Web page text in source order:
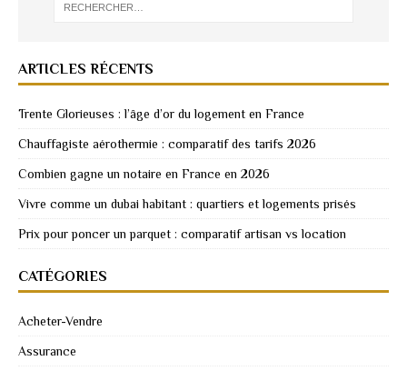
ARTICLES RÉCENTS
Trente Glorieuses : l’âge d’or du logement en France
Chauffagiste aérothermie : comparatif des tarifs 2026
Combien gagne un notaire en France en 2026
Vivre comme un dubai habitant : quartiers et logements prisés
Prix pour poncer un parquet : comparatif artisan vs location
CATÉGORIES
Acheter-Vendre
Assurance